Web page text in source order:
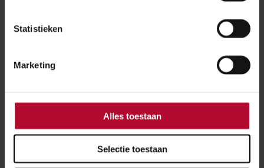
Statistieken
Marketing
Alles toestaan
Selectie toestaan
147 reacties op project Nedersaksenlijn